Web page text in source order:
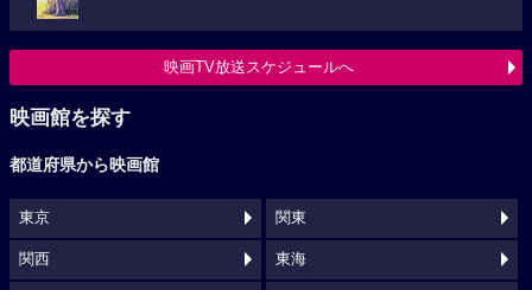
映画TV放送スケジュールへ
映画館を探す
都道府県から映画館
東京 関東
関西 東海